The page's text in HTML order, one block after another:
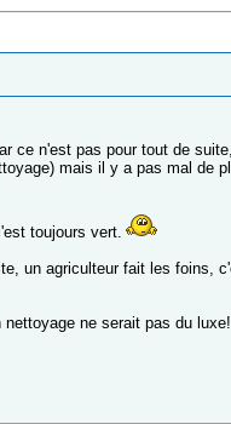
ce n'est pas pour tout de
mais il y a pas mal de
toujours vert.
un agriculteur fait les foins,
ne serait pas du